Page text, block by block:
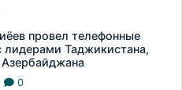
провел телефонные
лидерами Таджикистана,
Азербайджана
0